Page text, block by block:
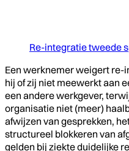
Re-integratie tweede
Een werknemer weigert
hij of zij niet meewerkt aan
een andere werkgever,
organisatie niet (meer)
afwijzen van gesprekken,
structureel blokkeren van
gelden bij ziekte duidelijke